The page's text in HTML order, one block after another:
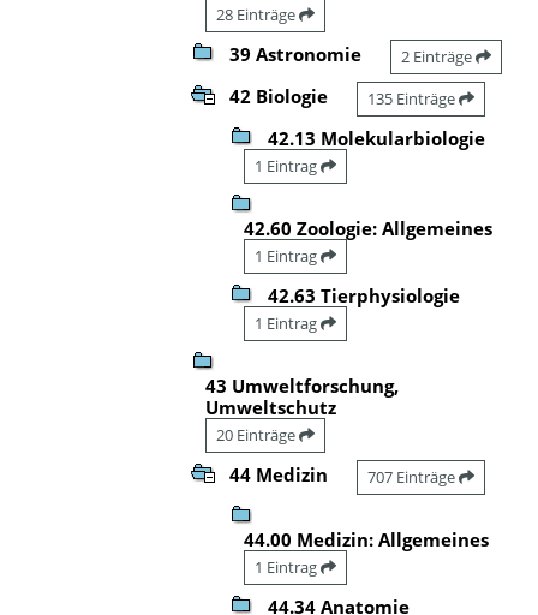
28 Einträge
39 Astronomie 2 Einträge
42 Biologie 135 Einträge
42.13 Molekularbiologie
1 Eintrag
42.60 Zoologie: Allgemeines
1 Eintrag
42.63 Tierphysiologie
1 Eintrag
43 Umweltforschung,
Umweltschutz
20 Einträge
44 Medizin 707 Einträge
44.00 Medizin: Allgemeines
1 Eintrag
44.34 Anatomie